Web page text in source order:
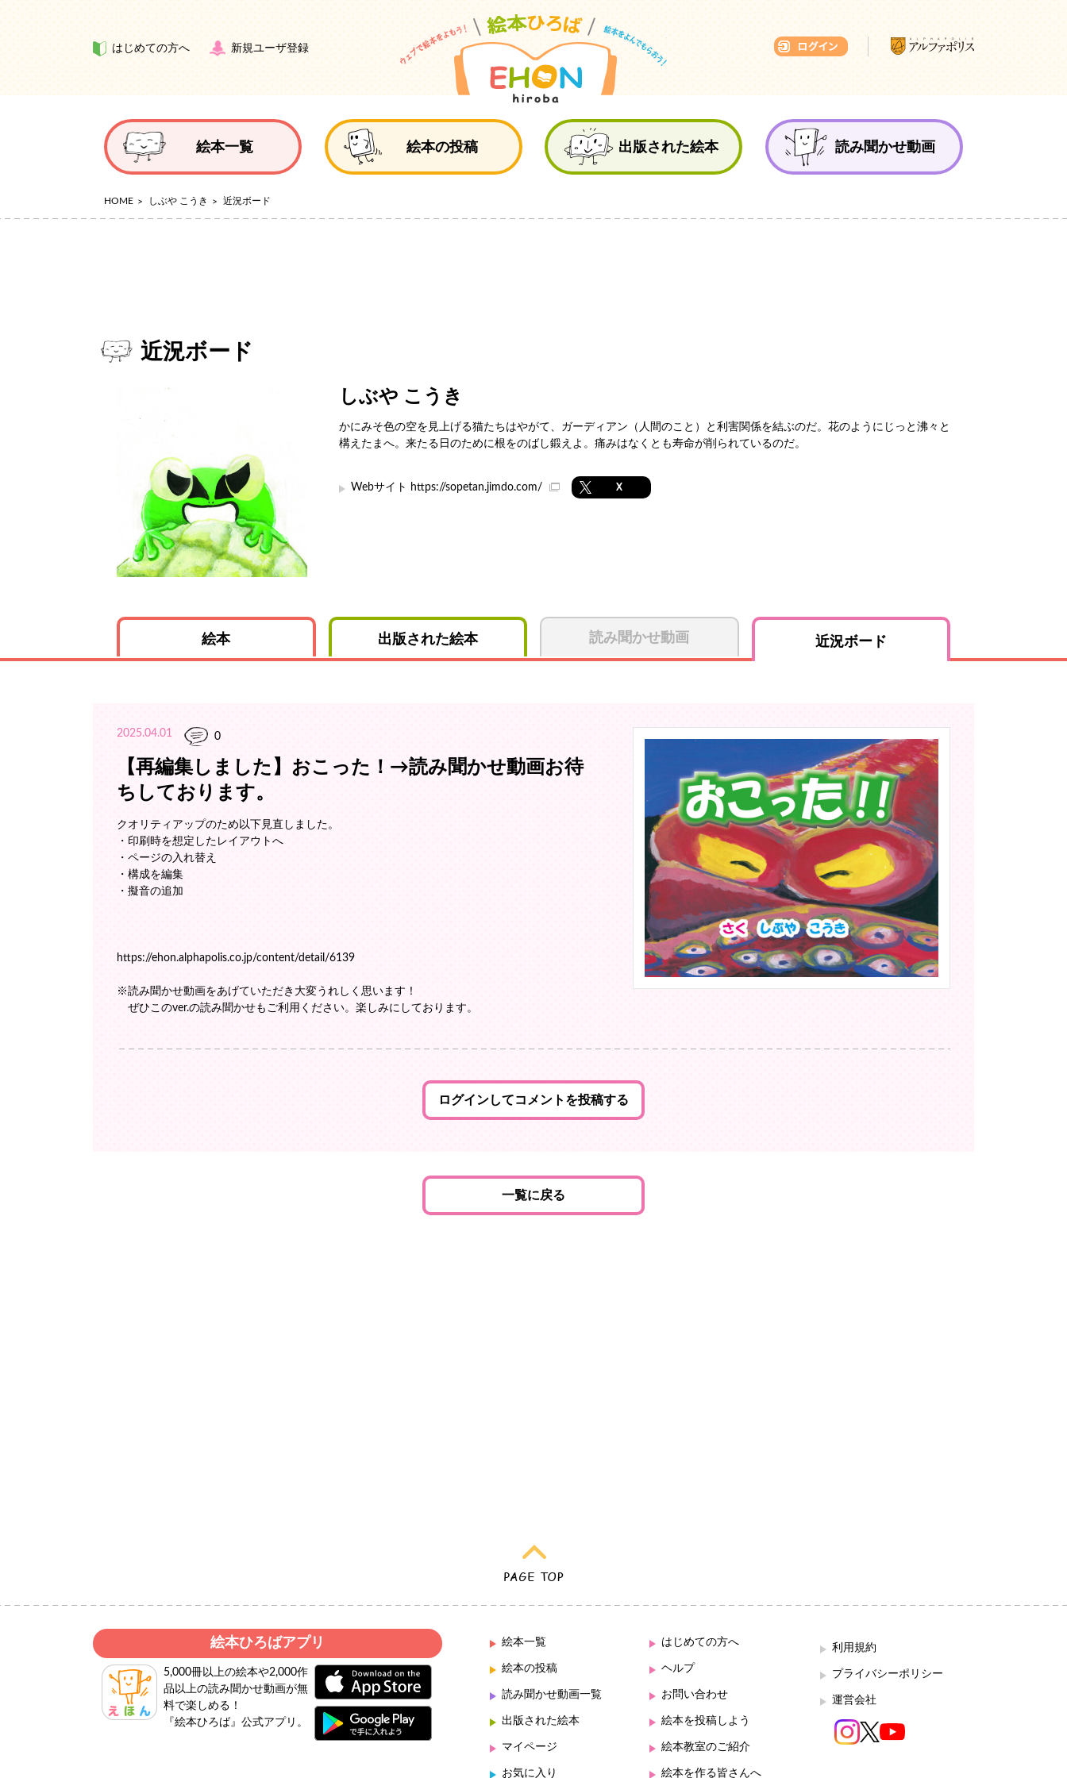
はじめての方へ 新規ユーザ登録
絵本一覧 絵本の投稿 出版された絵本 読み聞かせ動画
HOME しぶや こうき 近況ボード
近況ボード
しぶや こうき
かにみそ色の空を見上げる猫たちはやがて、ガーディアン（人間のこと）と利害関係を結ぶのだ。花のようにじっと沸々と
構えたまへ。来たる日のために根をのばし鍛えよ。痛みはなくとも寿命が削られているのだ。
Webサイト https://sopetan.jimdo.com/ X
絵本 出版された絵本 読み聞かせ動画 近況ボード
2025.04.01 0
【再編集しました】おこった！→読み聞かせ動画お待
ちしております。
クオリティアップのため以下見直しました。
・印刷時を想定したレイアウトへ
・ページの入れ替え
・構成を編集
・擬音の追加
https://ehon.alphapolis.co.jp/content/detail/6139
※読み聞かせ動画をあげていただき大変うれしく思います！
ぜひこのver.の読み聞かせもご利用ください。楽しみにしております。
ログインしてコメントを投稿する
一覧に戻る
絵本ひろばアプリ
5,000冊以上の絵本や2,000作
品以上の読み聞かせ動画が無
料で楽しめる！
『絵本ひろば』公式アプリ。
絵本一覧
絵本の投稿
読み聞かせ動画一覧
出版された絵本
マイページ
お気に入り
はじめての方へ
ヘルプ
お問い合わせ
絵本を投稿しよう
絵本教室のご紹介
絵本を作る皆さんへ
利用規約
プライバシーポリシー
運営会社